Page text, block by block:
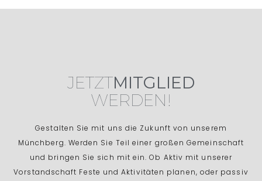
JETZTMITGLIED
WERDEN!
Gestalten Sie mit uns die Zukunft von unserem
Münchberg. Werden Sie Teil einer großen Gemeinschaft
und bringen Sie sich mit ein. Ob Aktiv mit unserer
Vorstandschaft Feste und Aktivitäten planen, oder passiv